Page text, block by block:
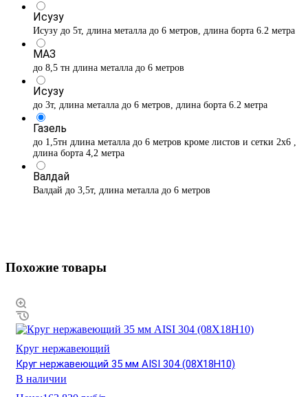
Исузу
Исузу до 5т, длина металла до 6 метров, длина борта 6.2 метра
МАЗ
до 8,5 тн длина металла до 6 метров
Исузу
до 3т, длина металла до 6 метров, длина борта 6.2 метра
Газель
до 1,5тн длина металла до 6 метров кроме листов и сетки 2х6 ,
длина борта 4,2 метра
Валдай
Валдай до 3,5т, длина металла до 6 метров
Похожие товары
Круг нержавеющий
Круг нержавеющий 35 мм AISI 304 (08Х18Н10)
В наличии